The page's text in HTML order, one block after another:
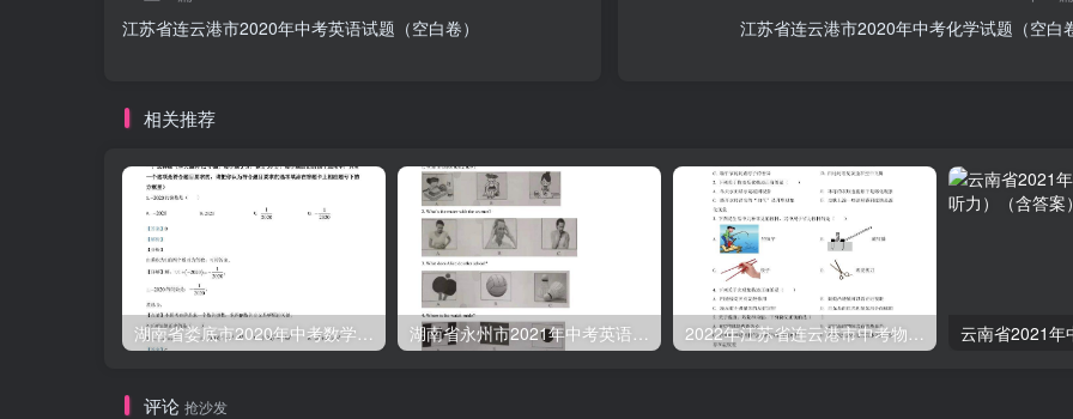
江苏省连云港市2020年中考英语试题（空白卷）
江苏省连云港市2020年中考化学试题（空白
相关推荐
湖南省永州市2021年中考英语试题（空白卷） 2022年江苏省连云港市中考物理真题（空白卷）
评论 抢沙发